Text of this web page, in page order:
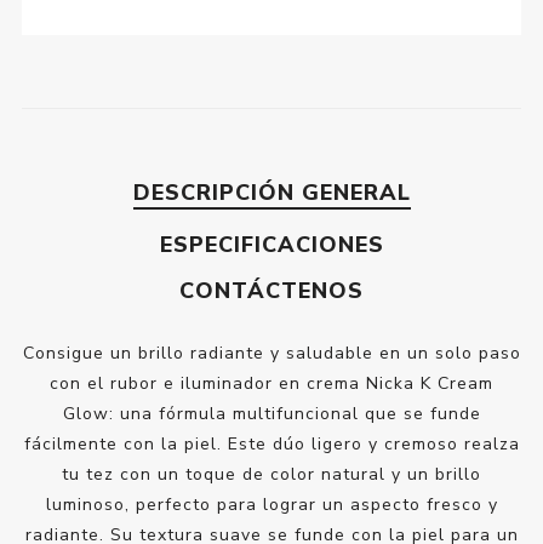
DESCRIPCIÓN GENERAL
ESPECIFICACIONES
CONTÁCTENOS
Consigue un brillo radiante y saludable en un solo paso
con el rubor e iluminador en crema Nicka K Cream
Glow: una fórmula multifuncional que se funde
fácilmente con la piel. Este dúo ligero y cremoso realza
tu tez con un toque de color natural y un brillo
luminoso, perfecto para lograr un aspecto fresco y
radiante. Su textura suave se funde con la piel para un